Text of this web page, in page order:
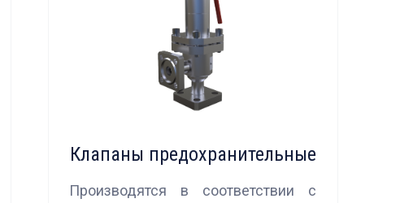
Клапаны предохранительные
Производятся в соответствии с